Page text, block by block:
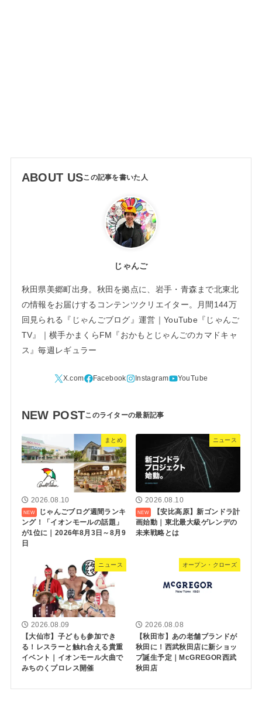
ABOUT US
じゃんご
秋田県美郷町出身。秋田を拠点に、岩手・青森まで北東北
の情報をお届けするコンテンツクリエイター。月間144万
回見られる『じゃんごブログ』運営｜YouTube『じゃんご
TV』｜横手かまくらFM『おかもとじゃんごのカマドキャ
ス』毎週レギュラー
NEW POST
まとめ
2026.08.10
じゃんごブログ週間ランキ
ング！「イオンモールの話題」
が1位に｜2026年8月3日～8月9
日
ニュース
2026.08.10
【安比高原】新ゴンドラ計
画始動｜東北最大級ゲレンデの
未来戦略とは
ニュース
2026.08.09
【大仙市】子どもも参加でき
る！レスラーと触れ合える貴重
イベント｜イオンモール大曲で
みちのくプロレス開催
オープン・クローズ
2026.08.08
【秋田市】あの老舗ブランドが
秋田に！西武秋田店に新ショッ
プ誕生予定｜McGREGOR西武
秋田店